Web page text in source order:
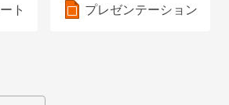
ト プレゼンテーション